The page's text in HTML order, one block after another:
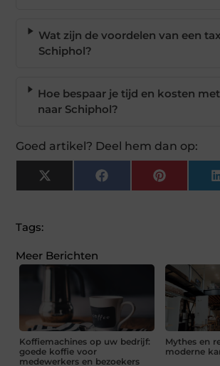
Wat zijn de voordelen van een
Schiphol?
Hoe bespaar je tijd en kosten
naar Schiphol?
Goed artikel? Deel hem dan op:
X
(Twitter)
FacebookPinterest
Tags:
Meer Berichten
Koffiemachines op uw bedrijf:
goede koffie voor
medewerkers en bezoekers
Mythes en
moderne